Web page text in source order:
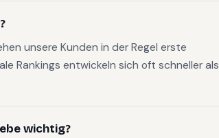
unsere Kunden in der Regel erste
Rankings entwickeln sich oft schneller als
wichtig?